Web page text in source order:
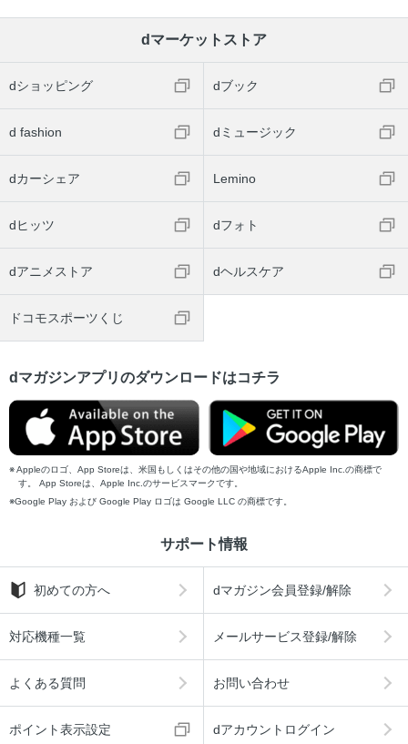
dマーケットストア
dショッピング dブック
d fashion dミュージック
dカーシェア Lemino
dヒッツ dフォト
dアニメストア dヘルスケア
ドコモスポーツくじ
dマガジンアプリのダウンロードはコチラ
Appleのロゴ、App Storeは、米国もしくはその他の国や地域におけるApple Inc.の商標で
す。 App Storeは、Apple Inc.のサービスマークです。
Google Play および Google Play ロゴは Google LLC の商標です。
サポート情報
初めての方へ dマガジン会員登録/解除
対応機種一覧 メールサービス登録/解除
よくある質問 お問い合わせ
ポイント表示設定 dアカウントログイン